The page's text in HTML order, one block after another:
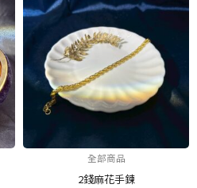
全部商品
2錢麻花手鍊